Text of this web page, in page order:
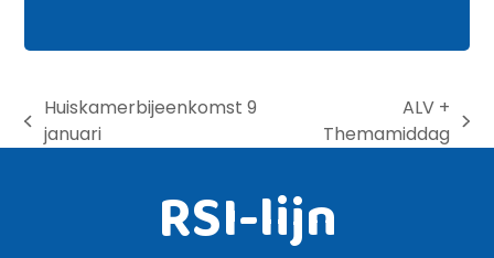
previous
Huiskamerbijeenkomst 9
januari
next
ALV +
Themamiddag
RSI-lijn